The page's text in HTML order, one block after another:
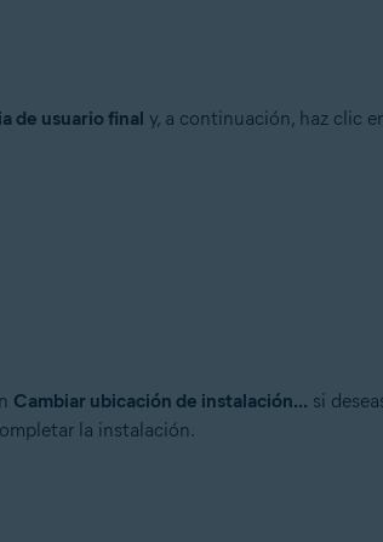
de usuario final y, a continuación, haz clic
Cambiar ubicación de instalación... si
la instalación.